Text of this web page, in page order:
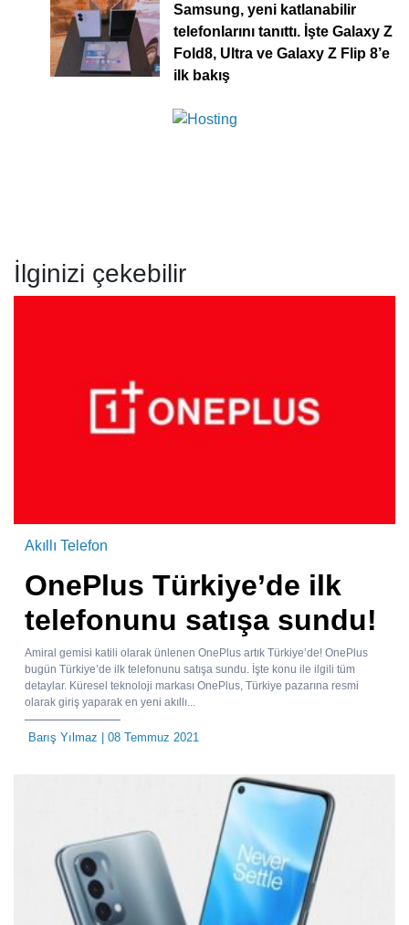
Samsung, yeni katlanabilir
telefonlarını tanıttı. İşte Galaxy Z
Fold8, Ultra ve Galaxy Z Flip 8’e
ilk bakış
İlginizi çekebilir
Akıllı Telefon
OnePlus Türkiye’de ilk
telefonunu satışa sundu!
Amiral gemisi katili olarak ünlenen OnePlus artık Türkiye’de! OnePlus
bugün Türkiye’de ilk telefonunu satışa sundu. İşte konu ile ilgili tüm
detaylar. Küresel teknoloji markası OnePlus, Türkiye pazarına resmi
olarak giriş yaparak en yeni akıllı...
Barış Yılmaz | 08 Temmuz 2021